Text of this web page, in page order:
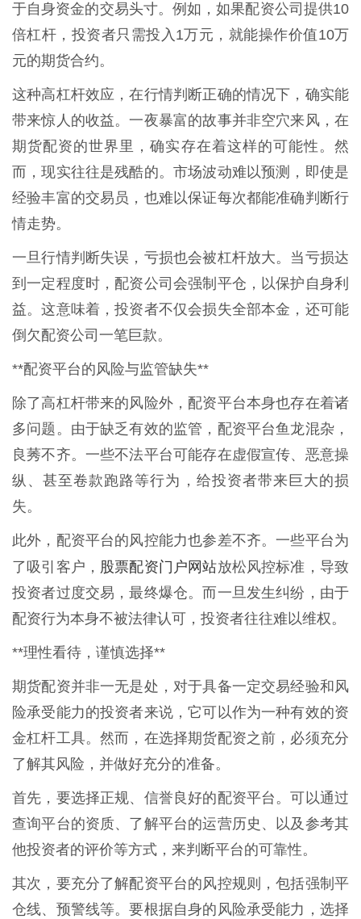
于自身资金的交易头寸。例如，如果配资公司提供10
倍杠杆，投资者只需投入1万元，就能操作价值10万
元的期货合约。
这种高杠杆效应，在行情判断正确的情况下，确实能
带来惊人的收益。一夜暴富的故事并非空穴来风，在
期货配资的世界里，确实存在着这样的可能性。然
而，现实往往是残酷的。市场波动难以预测，即使是
经验丰富的交易员，也难以保证每次都能准确判断行
情走势。
一旦行情判断失误，亏损也会被杠杆放大。当亏损达
到一定程度时，配资公司会强制平仓，以保护自身利
益。这意味着，投资者不仅会损失全部本金，还可能
倒欠配资公司一笔巨款。
**配资平台的风险与监管缺失**
除了高杠杆带来的风险外，配资平台本身也存在着诸
多问题。由于缺乏有效的监管，配资平台鱼龙混杂，
良莠不齐。一些不法平台可能存在虚假宣传、恶意操
纵、甚至卷款跑路等行为，给投资者带来巨大的损
失。
此外，配资平台的风控能力也参差不齐。一些平台为
了吸引客户， 股票配资门户网站放松风控标准，导致
投资者过度交易，最终爆仓。而一旦发生纠纷，由于
配资行为本身不被法律认可，投资者往往难以维权。
**理性看待，谨慎选择**
期货配资并非一无是处，对于具备一定交易经验和风
险承受能力的投资者来说，它可以作为一种有效的资
金杠杆工具。然而，在选择期货配资之前，必须充分
了解其风险，并做好充分的准备。
首先，要选择正规、信誉良好的配资平台。可以通过
查询平台的资质、了解平台的运营历史、以及参考其
他投资者的评价等方式，来判断平台的可靠性。
其次，要充分了解配资平台的风控规则，包括强制平
仓线、预警线等。要根据自身的风险承受能力，选择